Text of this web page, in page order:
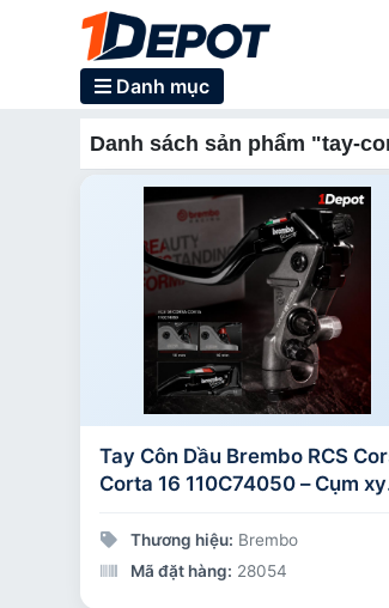
Danh mục
Danh sách sản phẩm "tay-
Tay Côn Dầu Brembo RCS
Corta 16 110C74050 – Cụm xy
hai bánh
Thương hiệu: Brembo
Mã đặt hàng: 28054